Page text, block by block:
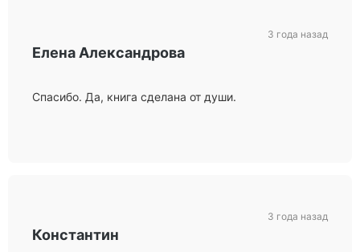
Елена Александрова
Спасибо. Да, книга сделана от души.
3 года назад
Константин
3 года назад